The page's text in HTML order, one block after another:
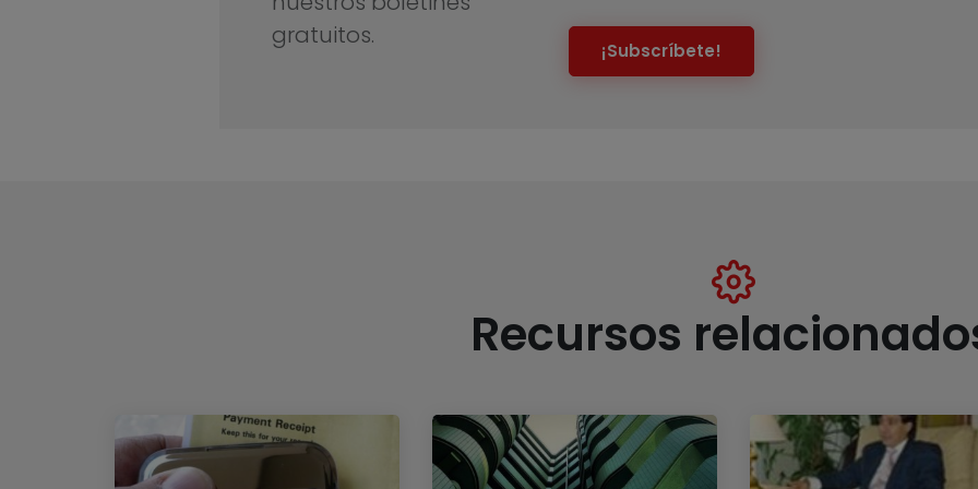
gratuitos.
¡Subscríbete!
Recursos